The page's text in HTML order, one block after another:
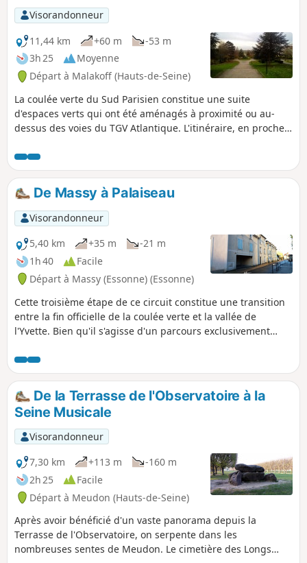
Visorandonneur
11,44 km
+60 m
-53 m
3h 25
Moyenne
Départ à Malakoff (Hauts-de-Seine)
La coulée verte du Sud Parisien constitue une suite
d'espaces verts qui ont été aménagés à proximité ou au-
dessus des voies du TGV Atlantique. L'itinéraire, en proche
promenade urbaine mais dans la verdure qui peut être
effectuée en toute saison, à pied ou à vélo.
De Massy à Palaiseau
Visorandonneur
5,40 km
+35 m
-21 m
1h 40
Facile
Départ à Massy (Essonne) (Essonne)
Cette troisième étape de ce circuit constitue une transition
entre la fin officielle de la coulée verte et la vallée de
l'Yvette. Bien qu'il s'agisse d'un parcours exclusivement
secteurs les plus encombrés de la dynamique commune de
Massy.
De la Terrasse de l'Observatoire à la
Seine Musicale
Visorandonneur
7,30 km
+113 m
-160 m
2h 25
Facile
Départ à Meudon (Hauts-de-Seine)
Après avoir bénéficié d'un vaste panorama depuis la
Terrasse de l'Observatoire, on serpente dans les
nombreuses sentes de Meudon. Le cimetière des Longs